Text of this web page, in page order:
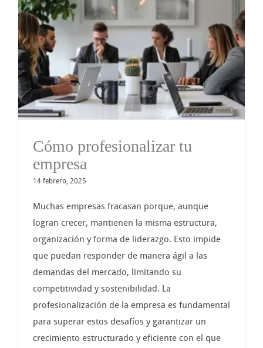
Cómo profesionalizar tu
empresa
14 febrero, 2025
Muchas empresas fracasan porque, aunque
logran crecer, mantienen la misma estructura,
organización y forma de liderazgo. Esto impide
que puedan responder de manera ágil a las
demandas del mercado, limitando su
competitividad y sostenibilidad. La
profesionalización de la empresa es fundamental
para superar estos desafíos y garantizar un
crecimiento estructurado y eficiente con el que